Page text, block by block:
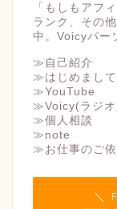
「もしもアフ
ランク、その
中。Voicyパー
≫自己紹介
≫はじめまし
≫YouTube
≫Voicy(ラジオ
≫個人相談
≫note
≫お仕事のご
＼